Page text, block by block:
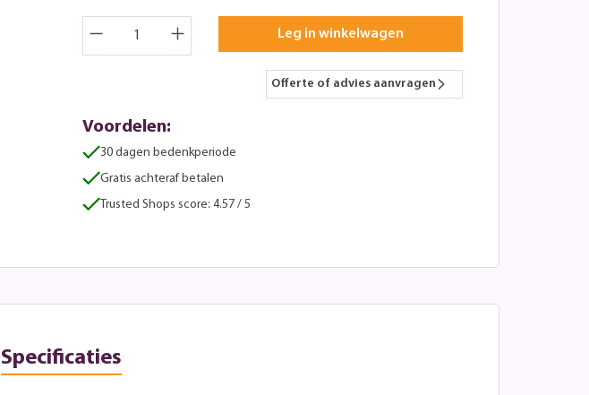
Leg in winkelwagen
Offerte of advies aanvragen
Voordelen:
30 dagen bedenkperiode
Gratis achteraf betalen
Trusted Shops score: 4.57 / 5
Specificaties